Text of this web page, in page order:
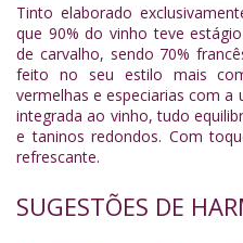
Tinto elaborado
que 90% do vinho teve
de carvalho, sendo 70%
feito no seu estilo mais
vermelhas e especiarias com
integrada ao vinho, tudo
e taninos redondos. Com
refrescante.
SUGESTÕES DE